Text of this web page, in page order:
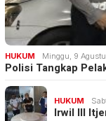
HUKUM Minggu, 9
Polisi Tangkap
HUKUM
Irwil III